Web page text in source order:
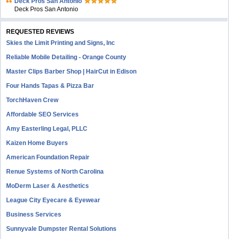
Deck Pros San Antonio
REQUESTED REVIEWS
Skies the Limit Printing and Signs, Inc
Reliable Mobile Detailing - Orange County
Master Clips Barber Shop | HairCut in Edison
Four Hands Tapas & Pizza Bar
TorchHaven Crew
Affordable SEO Services
Amy Easterling Legal, PLLC
Kaizen Home Buyers
American Foundation Repair
Renue Systems of North Carolina
MoDerm Laser & Aesthetics
League City Eyecare & Eyewear
Business Services
Sunnyvale Dumpster Rental Solutions